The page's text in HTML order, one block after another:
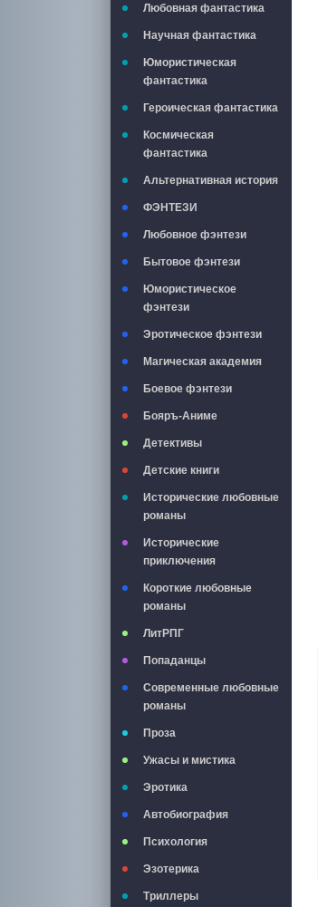
Любовная фантастика
Научная фантастика
Юмористическая
фантастика
Героическая фантастика
Космическая
фантастика
Альтернативная история
ФЭНТЕЗИ
Любовное фэнтези
Бытовое фэнтези
Юмористическое
фэнтези
Эротическое фэнтези
Магическая академия
Боевое фэнтези
Бояръ-Аниме
Детективы
Детские книги
Исторические любовные
романы
Исторические
приключения
Короткие любовные
романы
ЛитРПГ
Попаданцы
Современные любовные
романы
Проза
Ужасы и мистика
Эротика
Автобиография
Психология
Эзотерика
Триллеры